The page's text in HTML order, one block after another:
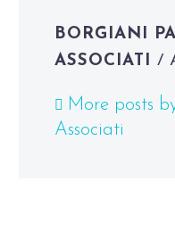
BORGIANI
ASSOCIATI /
More posts
Associati